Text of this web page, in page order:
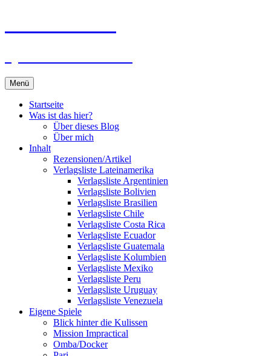
Menü
Startseite
Was ist das hier?
Über dieses Blog
Über mich
Inhalt
Rezensionen/Artikel
Verlagsliste Lateinamerika
Verlagsliste Argentinien
Verlagsliste Bolivien
Verlagsliste Brasilien
Verlagsliste Chile
Verlagsliste Costa Rica
Verlagsliste Ecuador
Verlagsliste Guatemala
Verlagsliste Kolumbien
Verlagsliste Mexiko
Verlagsliste Peru
Verlagsliste Uruguay
Verlagsliste Venezuela
Eigene Spiele
Blick hinter die Kulissen
Mission Impractical
Omba/Docker